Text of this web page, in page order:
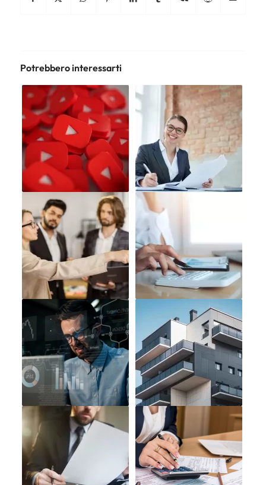
Potrebbero interessarti